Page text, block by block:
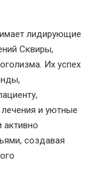
лидирующие
Сквиры,
Их успех
и уютные
активно
создавая